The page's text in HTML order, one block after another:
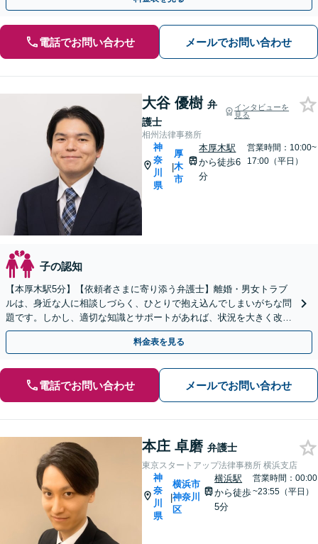
電話でお問い合わせ メールでお問い合わせ
大谷 優樹 弁
護士
インタビューを
見る
相州法律事務所
神
奈
川
県
|
厚
木
市
本厚木駅
から徒歩6
分
営業時間：10:00~
17:00（平日）
子の認知
【本厚木駅5分】【依頼者さまに寄り添う弁護士】離婚・男女トラブ
ルは、身近な人に相談しづらく、ひとりで抱え込んでしまいがちな問
題です。しかし、適切な知識とサポートがあれば、状況を大きく改善
できるケースは多くあります。ぜひご相談ください。
料金表を見る
電話でお問い合わせ メールでお問い合わせ
本庄 卓磨 弁護士
東京スタートアップ法律事務所 横浜支店
神
奈
川
県
|
横浜市
神奈川
区
横浜駅
から徒歩
5分
営業時間：00:00
~23:55（平日）